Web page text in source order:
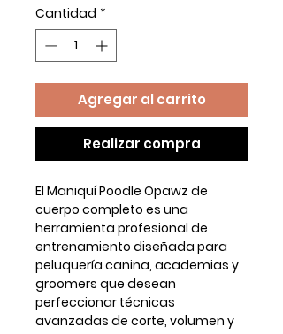
Cantidad *
Agregar al carrito
Realizar compra
El Maniquí Poodle Opawz de
cuerpo completo es una
herramienta profesional de
entrenamiento diseñada para
peluquería canina, academias y
groomers que desean
perfeccionar técnicas
avanzadas de corte, volumen y